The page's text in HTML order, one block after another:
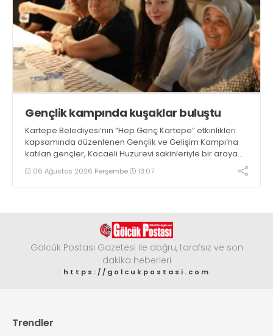
Gençlik kampında kuşaklar buluştu
Kartepe Belediyesi’nin “Hep Genç Kartepe” etkinlikleri
kapsamında düzenlenen Gençlik ve Gelişim Kampı’na
katılan gençler, Kocaeli Huzurevi sakinleriyle bir araya
geldi06 Ağustos 2026 Perşembe 13:07
Gölcük Postası Gazetesi ile doğru, tarafsız ve son
dakika heberleri
https://golcukpostasi.com
Trendler